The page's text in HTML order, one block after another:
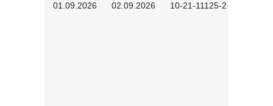
01.09.2026 02.09.2026 10-21-11125-2602